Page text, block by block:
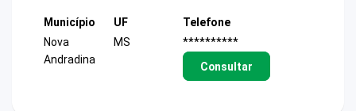
Município
Nova
Andradina
UF
MS
Telefone
**********
Consultar